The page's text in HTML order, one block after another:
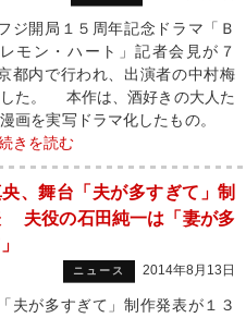
ジ開局１５周年記念ドラマ「Ｂ
モン・ハート」記者会見が７
都内で行われ、出演者の中村梅
た。 本作は、酒好きの大人た
画を実写ドラマ化したもの。
きを読む
、舞台「夫が多すぎて」制
夫役の石田純一は「妻が多
ニュース 2014年8月13日
夫が多すぎて」制作発表が１３